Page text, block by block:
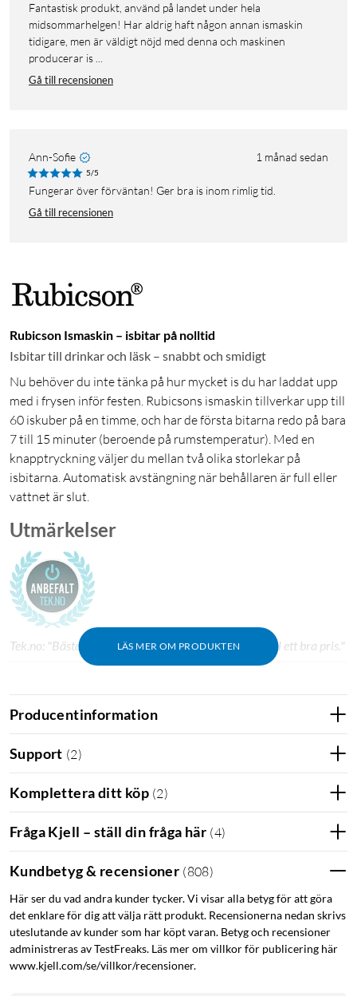
Fantastisk produkt, använd på landet under hela
midsommarhelgen! Har aldrig haft någon annan ismaskin
tidigare, men är väldigt nöjd med denna och maskinen
producerar is ...
Gå till recensionen
Ann-Sofie 1 månad sedan
5/5
Fungerar över förväntan! Ger bra is inom rimlig tid.
Gå till recensionen
Rubicson Ismaskin – isbitar på nolltid
Isbitar till drinkar och läsk – snabbt och smidigt
Nu behöver du inte tänka på hur mycket is du har laddat upp
med i frysen inför festen. Rubicsons ismaskin tillverkar upp till
60 iskuber på en timme, och har de första bitarna redo på bara
7 till 15 minuter (beroende på rumstemperatur). Med en
knapptryckning väljer du mellan två olika storlekar på
isbitarna. Automatisk avstängning när behållaren är full eller
vattnet är slut.
LÄS MER OM PRODUKTEN
Utmärkelser
Tek.no: "Bästa köp. Effektiv och kompakt ismaskin till ett bra pris."
Producentinformation
Support (2)
Komplettera ditt köp (2)
Fråga Kjell – ställ din fråga här (4)
Kundbetyg & recensioner (808)
Här ser du vad andra kunder tycker. Vi visar alla betyg för att göra
det enklare för dig att välja rätt produkt. Recensionerna nedan skrivs
uteslutande av kunder som har köpt varan. Betyg och recensioner
administreras av TestFreaks. Läs mer om villkor för publicering här
www.kjell.com/se/villkor/recensioner.